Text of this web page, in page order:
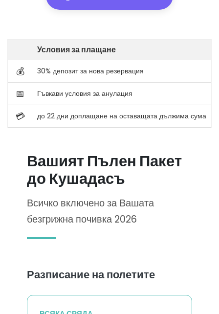
Условия за плащане
💰 30% депозит за нова резервация
📅 Гъвкави условия за анулация
💳 до 22 дни доплащане на оставащата дължима сума
Вашият Пълен Пакет
до Кушадасъ
Всичко включено за Вашата
безгрижна почивка 2026
Разписание на полетите